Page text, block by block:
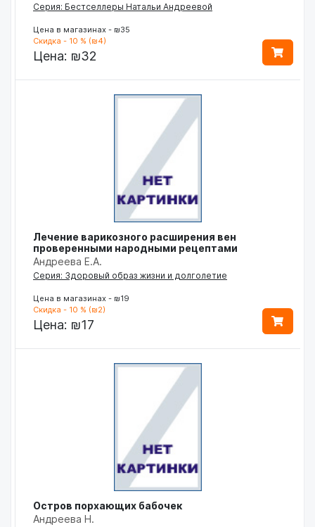
Серия: Бестселлеры Натальи Андреевой
Цена в магазинах - ₪35
Скидка - 10 % (₪4)
Цена: ₪32
Лечение варикозного расширения вен
проверенными народными рецептами
Андреева Е.А.
Серия: Здоровый образ жизни и долголетие
Цена в магазинах - ₪19
Скидка - 10 % (₪2)
Цена: ₪17
Остров порхающих бабочек
Андреева Н.